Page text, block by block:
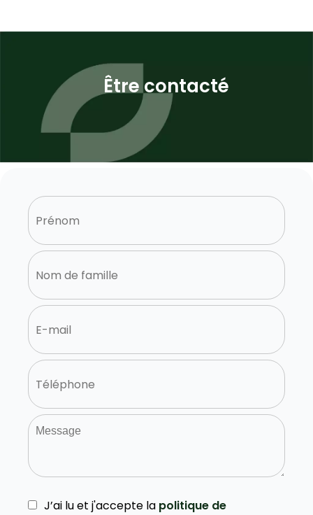
Être contacté
J’ai lu et j'accepte la politique de